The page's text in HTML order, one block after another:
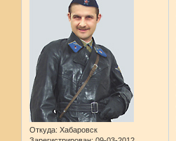
Откуда: Хабаровск